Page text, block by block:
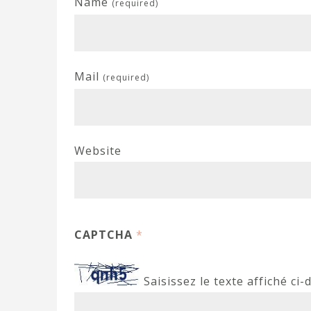
(required)
Mail (required)
Website
CAPTCHA *
Saisissez le texte affiché ci-